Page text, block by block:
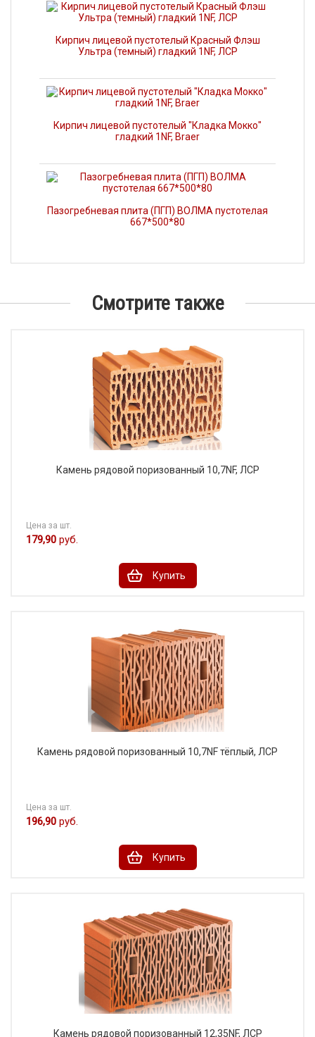
Кирпич лицевой пустотелый Красный Флэш
Ультра (темный) гладкий 1NF, ЛСР
Кирпич лицевой пустотелый "Кладка Мокко"
гладкий 1NF, Braer
Пазогребневая плита (ПГП) ВОЛМА пустотелая
667*500*80
Смотрите также
Камень рядовой поризованный 10,7NF, ЛСР
Цена за шт.
179,90 руб.
Купить
Камень рядовой поризованный 10,7NF тёплый, ЛСР
Цена за шт.
196,90 руб.
Купить
Камень рядовой поризованный 12,35NF, ЛСР